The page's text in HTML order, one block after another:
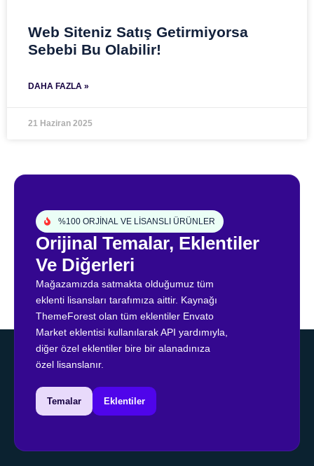
Web Siteniz Satış Getirmiyorsa
Sebebi Bu Olabilir!
DAHA FAZLA »
21 Haziran 2025
%100 ORJİNAL VE LİSANSLI ÜRÜNLER
Orijinal Temalar, Eklentiler
Ve Diğerleri
Mağazamızda satmakta olduğumuz tüm
eklenti lisansları tarafımıza aittir. Kaynağı
ThemeForest olan tüm eklentiler Envato
Market eklentisi kullanılarak API yardımıyla,
diğer özel eklentiler bire bir alanadınıza
özel lisanslanır.
Temalar Eklentiler